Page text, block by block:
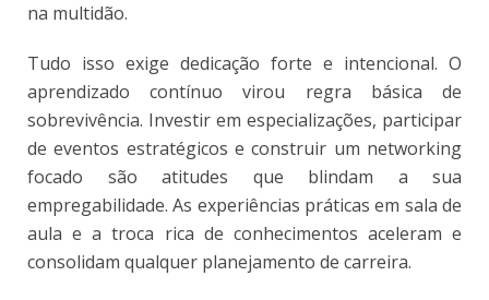
na multidão.
Tudo isso exige dedicação forte e intencional. O
aprendizado contínuo virou regra básica de
sobrevivência. Investir em especializações, participar
de eventos estratégicos e construir um networking
focado são atitudes que blindam a sua
empregabilidade. As experiências práticas em sala de
aula e a troca rica de conhecimentos aceleram e
consolidam qualquer planejamento de carreira.